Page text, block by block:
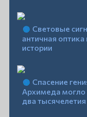
Световые
античная
истории
Спасение
Архимеда могло
два тысячелетия